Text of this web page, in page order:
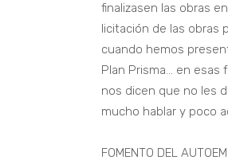
finalizasen las obras
licitación de las obras
cuando hemos
Plan Prisma… en esas
nos dicen que no les
mucho hablar y poco
FOMENTO DEL